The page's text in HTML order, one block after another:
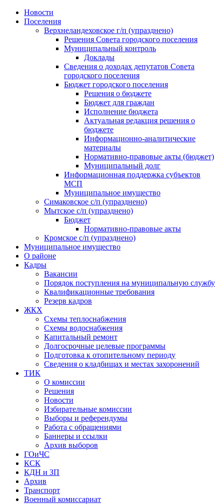
Skip
Новости
Поселения
Верхнеландеховское г/п (упразднено)
Решения Совета городского поселения
Муниципальный контроль
Доклады
Сведения о доходах депутатов Совета
городского поселения
Бюджет городского поселения
Решения о бюджете
Бюджет для граждан
Исполнение бюджета
Актуальная редакция решения о
бюджете
Информационно-аналитические
материалы
Нормативно-правовые акты (бюджет)
Муниципальный долг
Информационная поддержка субъектов
МСП
Муниципальное имущество
Симаковское с/п (упразднено)
Мытское с/п (упразднено)
Бюджет
Нормативно-правовые акты
Кромское с/п (упразднено)
Муниципальное имущество
О районе
Кадры
Вакансии
Порядок поступления на муниципальную службу
Квалификационные требования
Резерв кадров
ЖКХ
Схемы теплоснабжения
Схемы водоснабжения
Капитальный ремонт
Долгосрочные целевые программы
Подготовка к отопительному периоду
Сведения о кладбищах и местах захоронений
ТИК
О комиссии
Решения
Новости
Избирательные комиссии
Выборы и референдумы
Работа с обращениями
Баннеры и ссылки
Архив выборов
ГОиЧС
КСК
КДН и ЗП
Архив
Транспорт
Военный комиссариат